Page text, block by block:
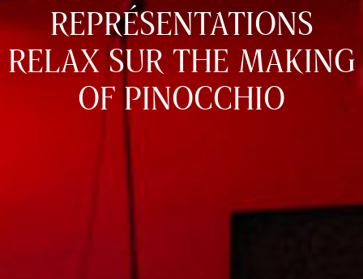
REPRÉSENTATIONS
RELAX SUR THE MAKING
OF PINOCCHIO